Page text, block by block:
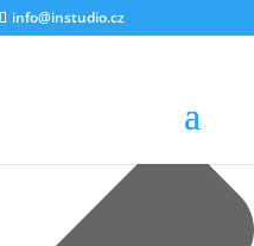
info@instudio.cz